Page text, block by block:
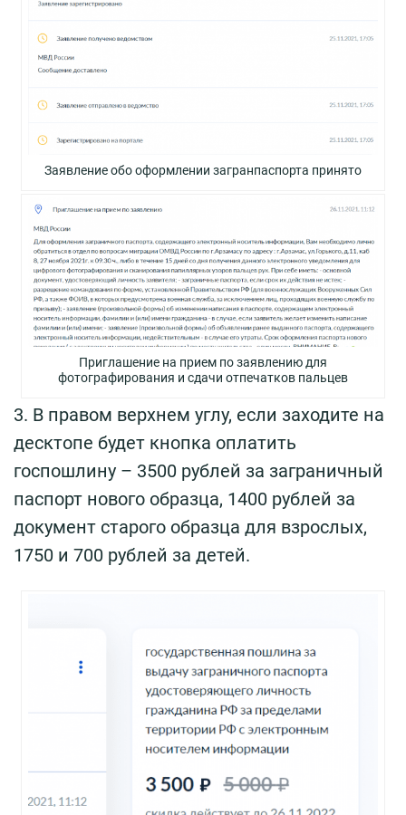
Заявление обо оформлении загранпаспорта принято
Приглашение на прием по заявлению для
фотографирования и сдачи отпечатков пальцев
3. В правом верхнем углу, если заходите на
десктопе будет кнопка оплатить
госпошлину – 3500 рублей за заграничный
паспорт нового образца, 1400 рублей за
документ старого образца для взрослых,
1750 и 700 рублей за детей.